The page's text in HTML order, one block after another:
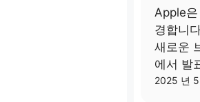
Apple은
경합니
새로운
에서 발
2025 년